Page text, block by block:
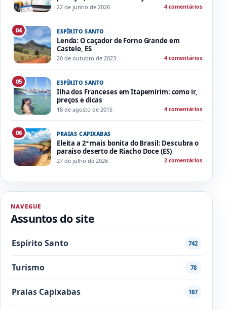
22 de junho de 2026 4 comentários
04 ESPÍRITO SANTO
Lenda: O caçador de Forno Grande em
Castelo, ES
20 de outubro de 2023 4 comentários
05 ESPÍRITO SANTO
Ilha dos Franceses em Itapemirim: como ir,
preços e dicas
18 de agosto de 2015 4 comentários
06 PRAIAS CAPIXABAS
Eleita a 2ª mais bonita do Brasil: Descubra o
paraíso deserto de Riacho Doce (ES)
27 de julho de 2026 2 comentários
NAVEGUE
Assuntos do site
Espírito Santo 742
Turismo 78
Praias Capixabas 167